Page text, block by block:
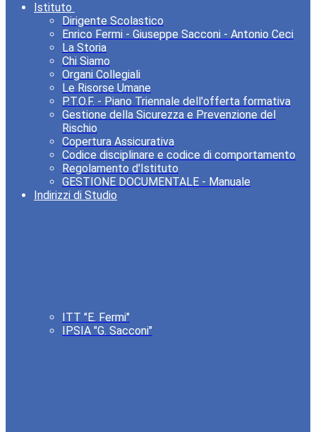
Istituto
Dirigente Scolastico
Enrico Fermi - Giuseppe Sacconi - Antonio Ceci
La Storia
Chi Siamo
Organi Collegiali
Le Risorse Umane
P.T.O.F. - Piano Triennale dell'offerta formativa
Gestione della Sicurezza e Prevenzione del
Rischio
Copertura Assicurativa
Codice disciplinare e codice di comportamento
Regolamento d'Istituto
GESTIONE DOCUMENTALE - Manuale
Indirizzi di Studio
ITT "E. Fermi"
IPSIA "G. Sacconi"